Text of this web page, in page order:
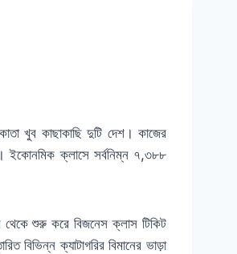
খুব কাছাকাছি দুটি দেশ। কাজের
ইকোনমিক ক্লাসে সর্বনিম্ন ৭,৩৮৮
থেকে শুরু করে বিজনেস ক্লাস টিকিট
বিভিন্ন ক্যাটাগরির বিমানের ভাড়া